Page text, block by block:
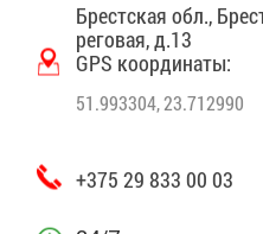
Брест­ская обл.,
ре­го­вая, д.13
GPS ко­ор­ди­на­ты:
51.993304, 23.712990
+375 29 833 00 03